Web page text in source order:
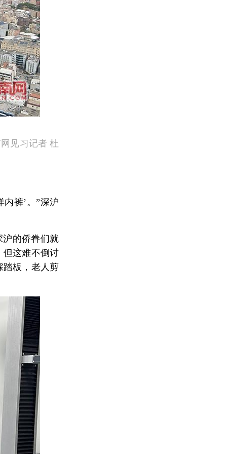
见习记者 杜
裤’。”深沪
沪的侨眷们就
但这难不倒讨
踏板，老人剪